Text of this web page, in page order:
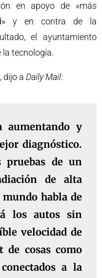
en apoyo de «más
y en contra de la
el ayuntamiento
tecnología.
dijo a Daily Mail:
aumentando y
diagnóstico.
pruebas de un
de alta
habla de
los autos sin
velocidad de
cosas como
a la